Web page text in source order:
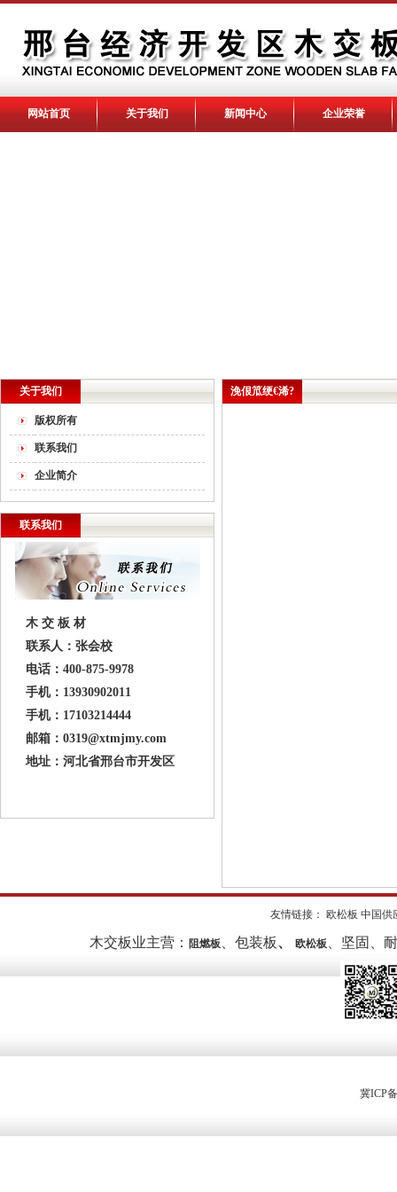
网站首页 关于我们 新闻中心 企业荣誉
关于我们
版权所有
联系我们
企业简介
联系我们
木 交 板 材
联系人：张会校
电话：400-875-9978
手机：13930902011
手机：17103214444
邮箱：0319@xtmjmy.com
地址：河北省邢台市开发区
浼佷笟绠€浠?
友情链接： 欧松板 中国供
木交板业主营： 阻燃板 包装板、 欧松板 、坚固
冀ICP